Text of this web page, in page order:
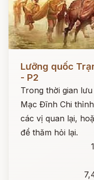
Lưỡng quốc
- P2
Trong thời gian
Mạc Đĩnh Chi
các vị quan lại,
để thăm hỏi lại.